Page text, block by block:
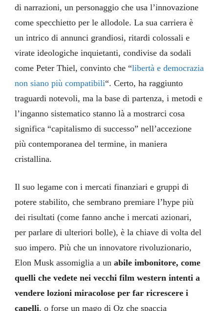
di narrazioni, un personaggio che usa l’innovazione
come specchietto per le allodole. La sua carriera è
un intrico di annunci grandiosi, ritardi colossali e
virate ideologiche inquietanti, condivise da sodali
come Peter Thiel, convinto che “libertà e democrazia
non siano più compatibili“. Certo, ha raggiunto
traguardi notevoli, ma la base di partenza, i metodi e
l’inganno sistematico stanno là a mostrarci cosa
significa “capitalismo di successo” nell’accezione
più contemporanea del termine, in maniera
cristallina.
Il suo legame con i mercati finanziari e gruppi di
potere stabilito, che sembrano premiare l’hype più
dei risultati (come fanno anche i mercati azionari,
per parlare di ulteriori bolle), è la chiave di volta del
suo impero. Più che un innovatore rivoluzionario,
Elon Musk assomiglia a unabile imbonitore, come
quelli che vedete nei vecchi film western intenti a
vendere lozioni miracolose per far ricrescere i
capelli, o forse un mago di Oz che spaccia